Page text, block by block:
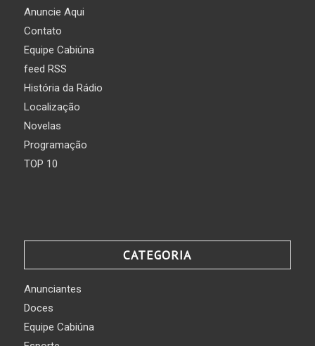
Anuncie Aqui
Contato
Equipe Cabiúna
feed RSS
História da Rádio
Localização
Novelas
Programação
TOP 10
CATEGORIA
Anunciantes
Doces
Equipe Cabiúna